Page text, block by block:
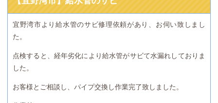
宜野湾市より給水管のサビ修理依頼があり、お伺い致しまし
た。
点検すると、経年劣化により給水管がサビて水漏れしておりま
した。
お客様とご相談し、パイプ交換し作業完了致しました。